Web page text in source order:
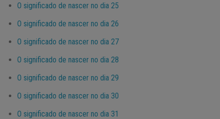
O significado de nascer no dia 25
O significado de nascer no dia 26
O significado de nascer no dia 27
O significado de nascer no dia 28
O significado de nascer no dia 29
O significado de nascer no dia 30
O significado de nascer no dia 31